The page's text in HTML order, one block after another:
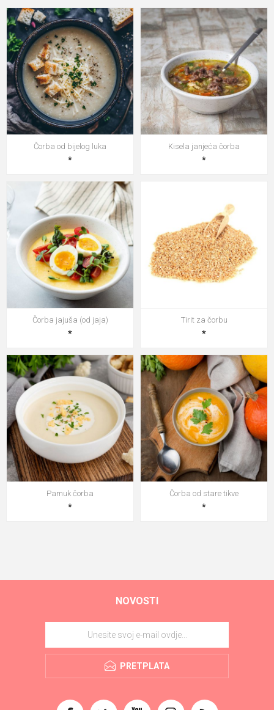
Čorba od bijelog luka
*
Kisela janjeća čorba
*
Čorba jajuša (od jaja)
*
Tirit za čorbu
*
Pamuk čorba
*
Čorba od stare tikve
*
NOVOSTI
PRETPLATA